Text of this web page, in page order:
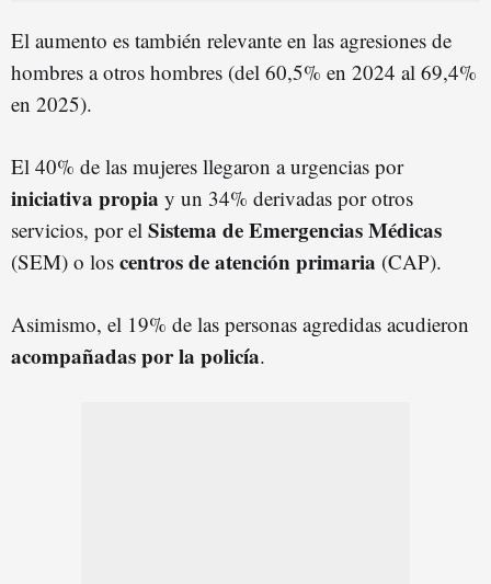
El aumento es también relevante en las agresiones de
hombres a otros hombres (del 60,5% en 2024 al 69,4%
en 2025).
El 40% de las mujeres llegaron a urgencias por
iniciativa propia y un 34% derivadas por otros
servicios, por el Sistema de Emergencias Médicas
(SEM) o los centros de atención primaria (CAP).
Asimismo, el 19% de las personas agredidas acudieron
acompañadas por la policía.